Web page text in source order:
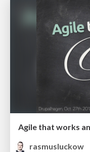
Agile that works
rasmusluckow